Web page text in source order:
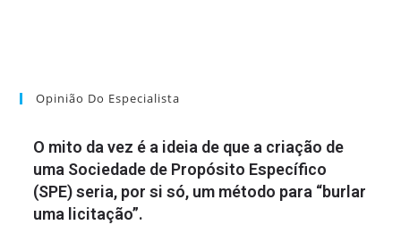
Opinião Do Especialista
O mito da vez é a ideia de que a criação de
uma Sociedade de Propósito Específico
(SPE) seria, por si só, um método para “burlar
uma licitação”.